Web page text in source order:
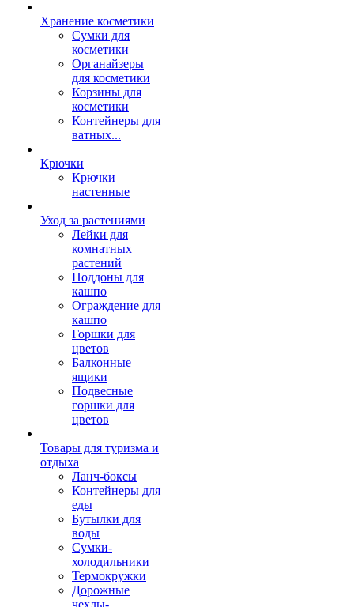
Хранение косметики
Сумки для
косметики
Органайзеры
для косметики
Корзины для
косметики
Контейнеры для
ватных...
Крючки
Крючки
настенные
Уход за растениями
Лейки для
комнатных
растений
Поддоны для
кашпо
Ограждение для
кашпо
Горшки для
цветов
Балконные
ящики
Подвесные
горшки для
цветов
Товары для туризма и
отдыха
Ланч-боксы
Контейнеры для
еды
Бутылки для
воды
Сумки-
холодильники
Термокружки
Дорожные
чехлы-